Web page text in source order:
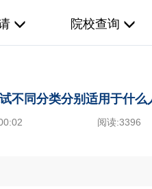
院校查询
不同分类分别适用于什么
阅读:3396